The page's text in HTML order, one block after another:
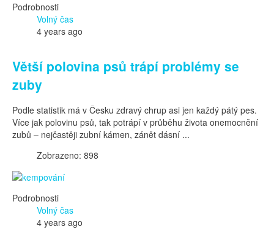
Podrobnosti
Volný čas
4 years ago
Větší polovina psů trápí problémy se
zuby
Podle statistik má v Česku zdravý chrup asi jen každý pátý pes.
Více jak polovinu psů, tak potrápí v průběhu života onemocnění
zubů – nejčastěji zubní kámen, zánět dásní ...
Zobrazeno: 898
Podrobnosti
Volný čas
4 years ago